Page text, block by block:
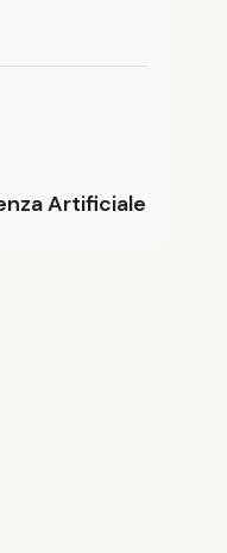
Artificiale